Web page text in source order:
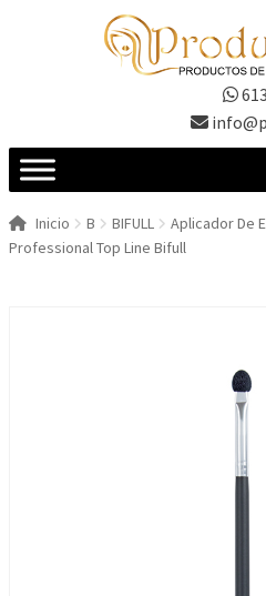
Inicio B BIFULL
Aplicador De
Professional Top Line Bifull